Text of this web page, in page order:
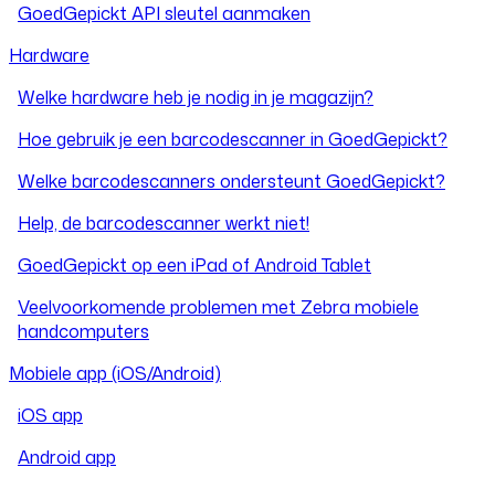
GoedGepickt API sleutel aanmaken
Hardware
Welke hardware heb je nodig in je magazijn?
Hoe gebruik je een barcodescanner in GoedGepickt?
Welke barcodescanners ondersteunt GoedGepickt?
Help, de barcodescanner werkt niet!
GoedGepickt op een iPad of Android Tablet
Veelvoorkomende problemen met Zebra mobiele
handcomputers
Mobiele app (iOS/Android)
iOS app
Android app